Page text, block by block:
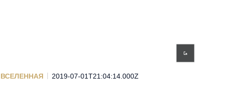
ВСЕЛЕННАЯ 2019-07-01T21:04:14.000Z